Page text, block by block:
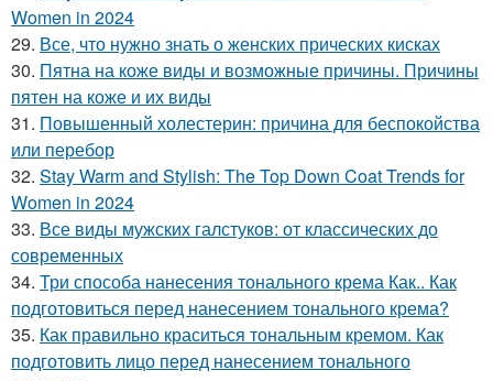
Women in 2024
29. Все, что нужно знать о женских прических кисках
30. Пятна на коже виды и возможные причины. Причины
пятен на коже и их виды
31. Повышенный холестерин: причина для беспокойства
или перебор
32. Stay Warm and Stylish: The Top Down Coat Trends for
Women in 2024
33. Все виды мужских галстуков: от классических до
современных
34. Три способа нанесения тонального крема Как.. Как
подготовиться перед нанесением тонального крема?
35. Как правильно краситься тональным кремом. Как
подготовить лицо перед нанесением тонального